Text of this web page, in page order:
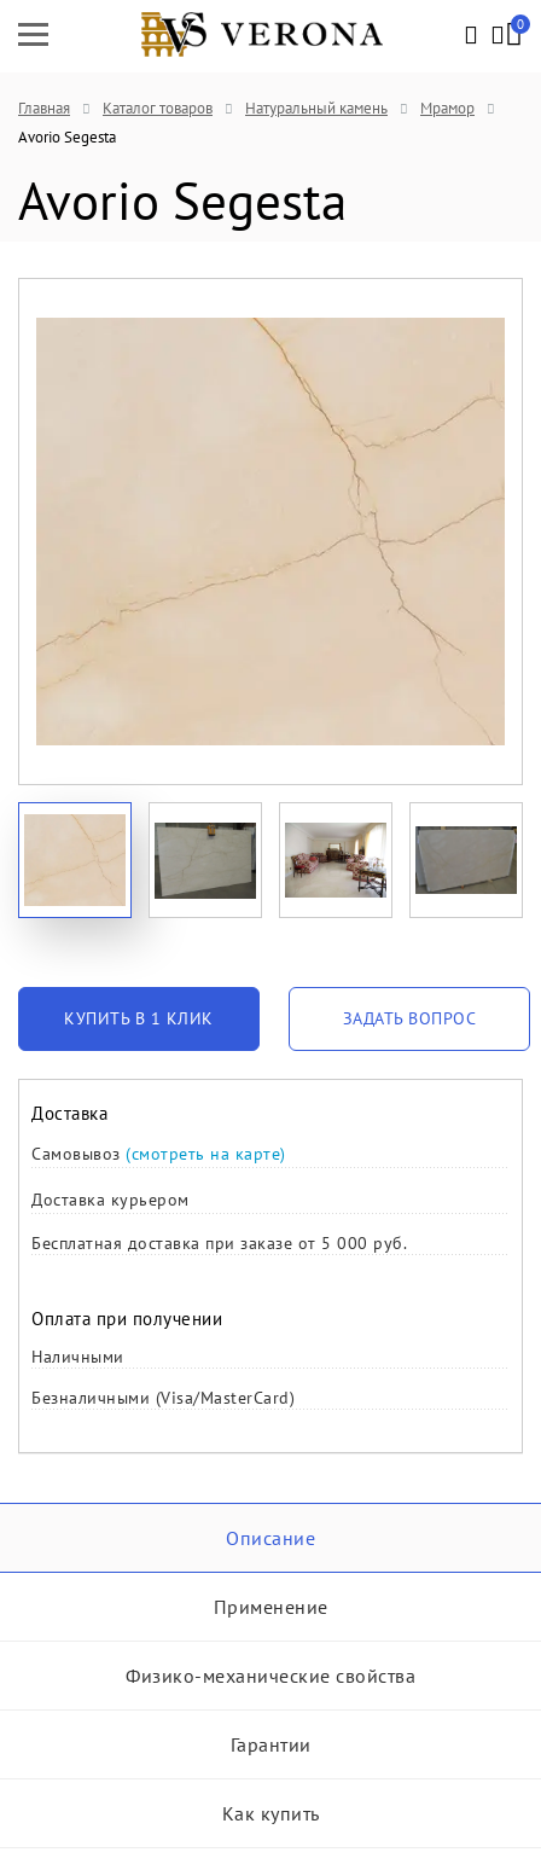
0
Главная Каталог товаров Натуральный камень
Мрамор
Avorio Segesta
Avorio Segesta
КУПИТЬ В 1 КЛИК ЗАДАТЬ ВОПРОС
Доставка
Самовывоз (смотреть на карте)
Доставка курьером
Бесплатная доставка при заказе от 5 000 руб.
Оплата при получении
Наличными
Безналичными (Visa/MasterCard)
Описание
Применение
Физико-механические свойства
Гарантии
Как купить